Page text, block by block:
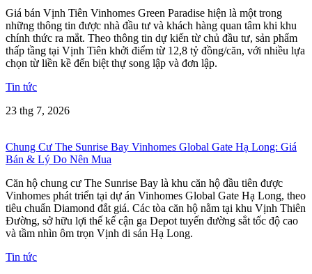
Giá bán Vịnh Tiên Vinhomes Green Paradise hiện là một trong
những thông tin được nhà đầu tư và khách hàng quan tâm khi khu
chính thức ra mắt. Theo thông tin dự kiến từ chủ đầu tư, sản phẩm
thấp tầng tại Vịnh Tiên khởi điểm từ 12,8 tỷ đồng/căn, với nhiều lựa
chọn từ liền kề đến biệt thự song lập và đơn lập.
Tin tức
23 thg 7, 2026
Chung Cư The Sunrise Bay Vinhomes Global Gate Hạ Long: Giá
Bán & Lý Do Nên Mua
Căn hộ chung cư The Sunrise Bay là khu căn hộ đầu tiên được
Vinhomes phát triển tại dự án Vinhomes Global Gate Hạ Long, theo
tiêu chuẩn Diamond đắt giá. Các tòa căn hộ nằm tại khu Vịnh Thiên
Đường, sở hữu lợi thế kế cận ga Depot tuyến đường sắt tốc độ cao
và tầm nhìn ôm trọn Vịnh di sản Hạ Long.
Tin tức